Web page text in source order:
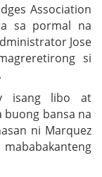
Association
sa pormal na
Jose
si
isang libo at
bansa na
ni Marquez